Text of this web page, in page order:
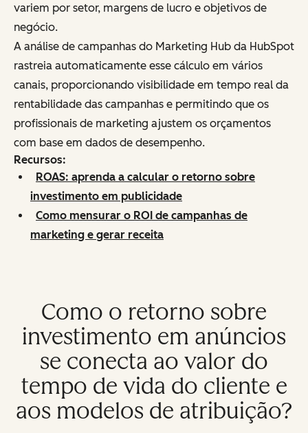
variem por setor, margens de lucro e objetivos de
negócio.
A análise de campanhas do Marketing Hub da HubSpot
rastreia automaticamente esse cálculo em vários
canais, proporcionando visibilidade em tempo real da
rentabilidade das campanhas e permitindo que os
profissionais de marketing ajustem os orçamentos
com base em dados de desempenho.
Recursos:
ROAS: aprenda a calcular o retorno sobre
investimento em publicidade
Como mensurar o ROI de campanhas de
marketing e gerar receita
Como o retorno sobre
investimento em anúncios
se conecta ao valor do
tempo de vida do cliente e
aos modelos de atribuição?